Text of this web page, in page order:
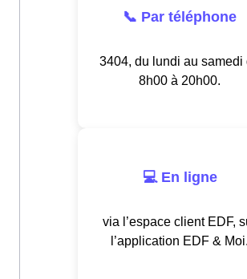
📞 Par téléphone
3404, du lundi au samedi
8h00 à 20h00.
💻 En ligne
via l’espace client EDF,
l’application EDF & Moi.